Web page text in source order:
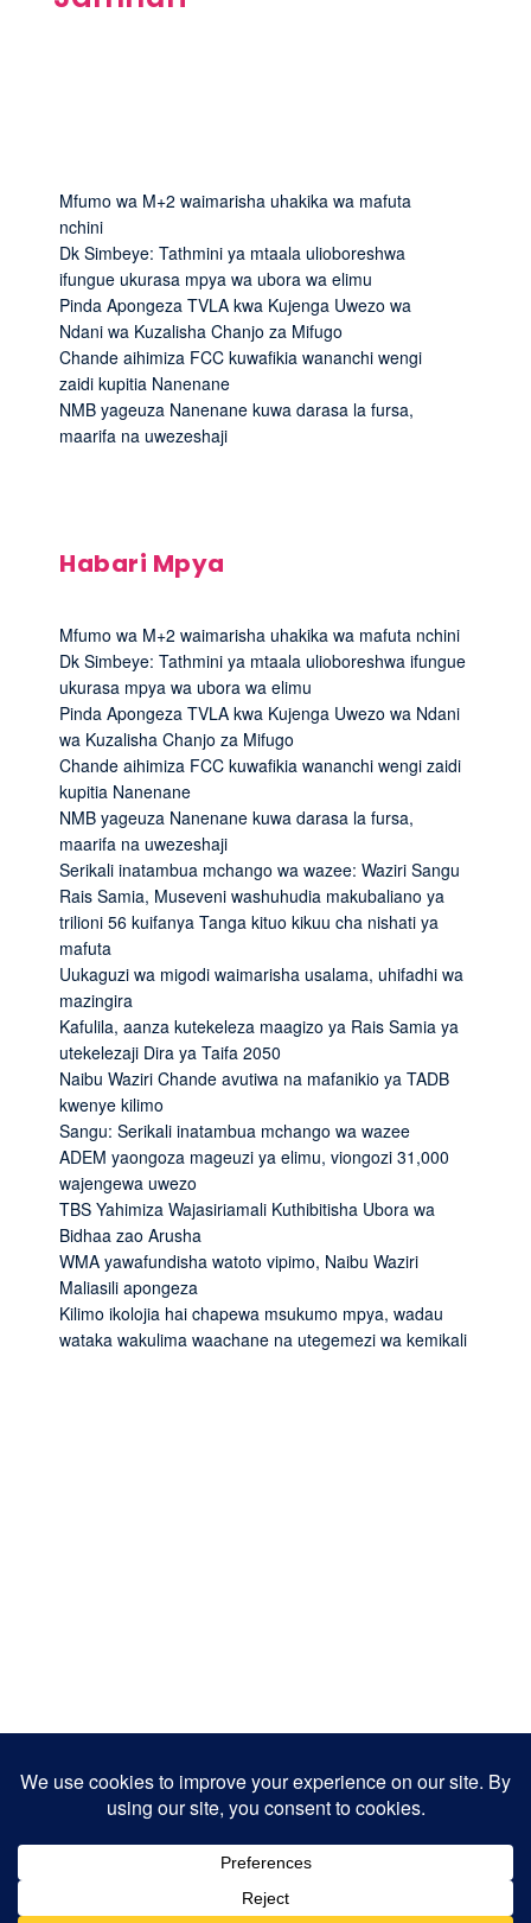
Mfumo wa M+2 waimarisha uhakika wa mafuta
nchini
Dk Simbeye: Tathmini ya mtaala ulioboreshwa
ifungue ukurasa mpya wa ubora wa elimu
Pinda Apongeza TVLA kwa Kujenga Uwezo wa
Ndani wa Kuzalisha Chanjo za Mifugo
Chande aihimiza FCC kuwafikia wananchi wengi
zaidi kupitia Nanenane
NMB yageuza Nanenane kuwa darasa la fursa,
maarifa na uwezeshaji
Habari Mpya
Mfumo wa M+2 waimarisha uhakika wa mafuta nchini
Dk Simbeye: Tathmini ya mtaala ulioboreshwa ifungue
ukurasa mpya wa ubora wa elimu
Pinda Apongeza TVLA kwa Kujenga Uwezo wa Ndani
wa Kuzalisha Chanjo za Mifugo
Chande aihimiza FCC kuwafikia wananchi wengi zaidi
kupitia Nanenane
NMB yageuza Nanenane kuwa darasa la fursa,
maarifa na uwezeshaji
Serikali inatambua mchango wa wazee: Waziri Sangu
Rais Samia, Museveni washuhudia makubaliano ya
trilioni 56 kuifanya Tanga kituo kikuu cha nishati ya
mafuta
Uukaguzi wa migodi waimarisha usalama, uhifadhi wa
mazingira
Kafulila, aanza kutekeleza maagizo ya Rais Samia ya
utekelezaji Dira ya Taifa 2050
Naibu Waziri Chande avutiwa na mafanikio ya TADB
kwenye kilimo
Sangu: Serikali inatambua mchango wa wazee
ADEM yaongoza mageuzi ya elimu, viongozi 31,000
wajengewa uwezo
TBS Yahimiza Wajasiriamali Kuthibitisha Ubora wa
Bidhaa zao Arusha
WMA yawafundisha watoto vipimo, Naibu Waziri
Maliasili apongeza
Kilimo ikolojia hai chapewa msukumo mpya, wadau
wataka wakulima waachane na utegemezi wa kemikali